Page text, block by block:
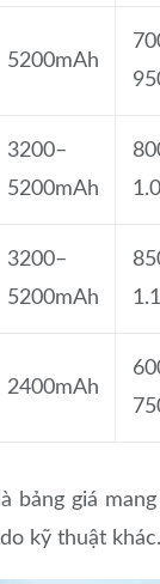
5200mAh
3200–
5200mAh
3200–
5200mAh
2400mAh
bảng giá
kỹ thuật khác.